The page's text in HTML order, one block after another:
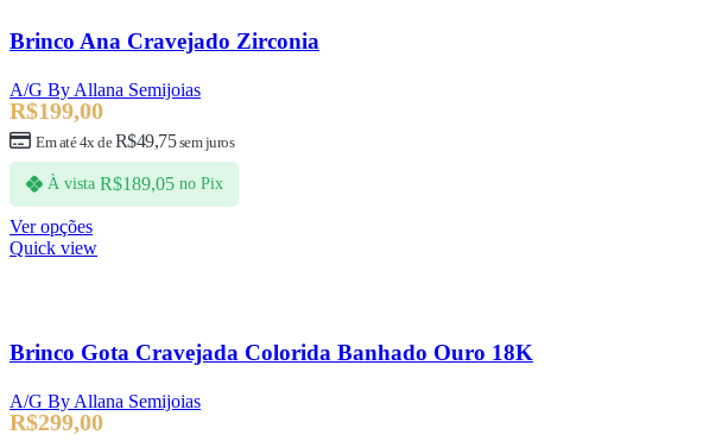
Brinco Ana Cravejado Zirconia
A/G By Allana Semijoias
R$199,00
Em até 4x deR$49,75sem juros
À vista R$189,05 no Pix
Ver opções
Quick view
Brinco Gota Cravejada Colorida Banhado Ouro 18K
A/G By Allana Semijoias
R$299,00